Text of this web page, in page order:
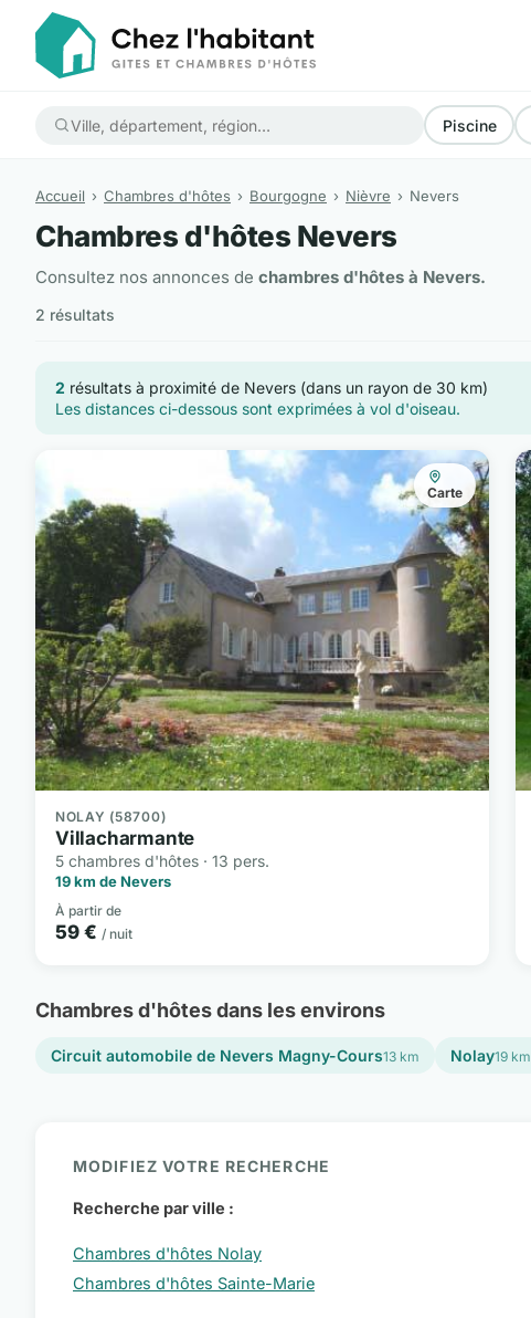
Piscine
Accueil Chambres d'hôtes Bourgogne Nièvre Nevers
Chambres d'hôtes Nevers
Consultez nos annonces de chambres d'hôtes à Nevers.
2 résultats
2 résultats à proximité de Nevers (dans un rayon de 30 km)
Les distances ci-dessous sont exprimées à vol d'oiseau.
Carte
NOLAY (58700)
Villacharmante
5 chambres d'hôtes · 13 pers.
19 km de Nevers
À partir de
59 € / nuit
Chambres d'hôtes dans les environs
Circuit automobile de Nevers Magny-Cours13 km Nolay19 km
MODIFIEZ VOTRE RECHERCHE
Recherche par ville :
Chambres d'hôtes Nolay
Chambres d'hôtes Sainte-Marie